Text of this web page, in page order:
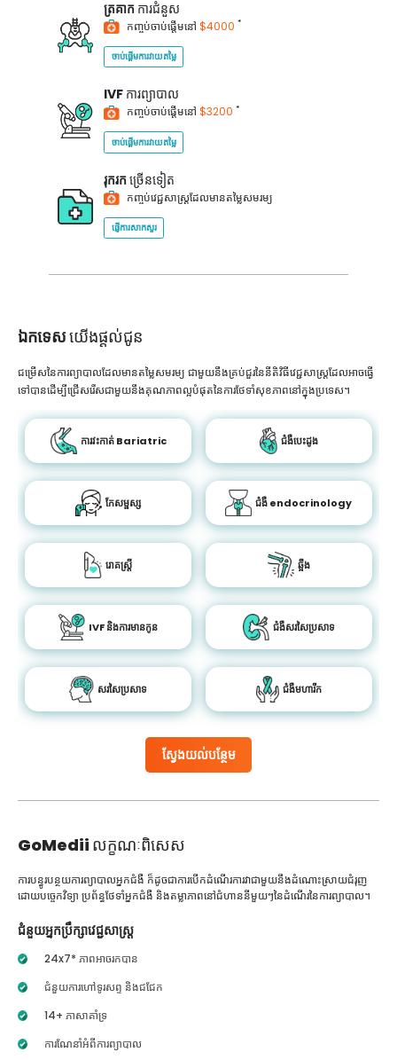
ត្រគាក ការជំនួស
កញ្ចប់ចាប់ផ្តើមនៅ $4000 *
ចាប់ផ្តើមការវាយតម្លៃ
IVF ការព្យាបាល
កញ្ចប់ចាប់ផ្តើមនៅ $3200 *
ចាប់ផ្តើមការវាយតម្លៃ
រុករក ច្រើនទៀត
កញ្ចប់វេជ្ជសាស្ត្រដែលមានតម្លៃសមរម្យ
ផ្ញើការសាកសួរ
ឯកទេសយើងផ្តល់ជូន
ស្វែងយល់បន្ថែម
ជម្រើសនៃការព្យាបាលដែលមានតម្លៃសមរម្យ ជាមួយនឹងគ្រប់ជួរនៃនីតិវិធីវេជ្ជសាស្រ្តដែលអាចធ្វើ
ទៅបានដើម្បីជ្រើសរើសជាមួយនឹងគុណភាពល្អបំផុតនៃការថែទាំសុខភាពនៅក្នុងប្រទេស។
ការវះកាត់ Bariatric ជំងឺបេះដូង
កែសម្ផស្ស ជំងឺ endocrinology
រោគស្ត្រី ឆ្អឹង
IVF និងការមានកូន ជំងឺសរសៃប្រសាទ
សរសៃប្រសាទ ជំងឺមហារីក
GoMedii លក្ខណៈពិសេស
ការបន្ធូរបន្ថយការព្យាបាលអ្នកជំងឺ ក៏ដូចជាការបើកដំណើរការវាជាមួយនឹងដំណោះស្រាយជំរុញ
ដោយបច្ចេកវិទ្យា ប្រព័ន្ធថែទាំអ្នកជំងឺ និងតម្លាភាពនៅជំហាននីមួយៗនៃដំណើរនៃការព្យាបាល។
ជំនួយអ្នកប្រឹក្សាវេជ្ជសាស្ត្រ
24x7* ភាពអាចរកបាន
ជំនួយការហៅទូរសព្ទ និងជជែក
14+ ភាសាគាំទ្រ
ការណែនាំអំពីការព្យាបាល